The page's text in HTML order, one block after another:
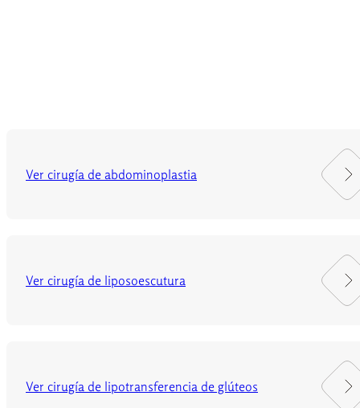
Ver cirugía de abdominoplastia
Ver cirugía de liposoescutura
Ver cirugía de lipotransferencia de glúteos